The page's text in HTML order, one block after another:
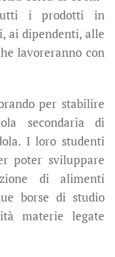
i prodotti in
ai dipendenti, alle
lavoreranno con
per stabilire
secondaria di
I loro studenti
poter sviluppare
di alimenti
borse di studio
materie legate